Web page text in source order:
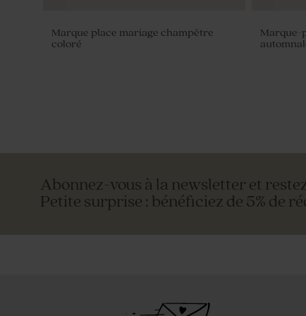
Marque place mariage champêtre
coloré
Marque-
Abonnez-vous à la newsletter et
Petite surprise : bénéficiez de 5% de